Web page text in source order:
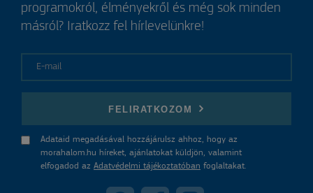
programokról, élményekről és még sok minden
másról? Iratkozz fel hírlevelünkre!
FELIRATKOZOM
Adataid megadásával hozzájárulsz ahhoz, hogy az
morahalom.hu híreket, ajánlatokat küldjön, valamint
elfogadod az Adatvédelmi tájékoztatóban foglaltakat.